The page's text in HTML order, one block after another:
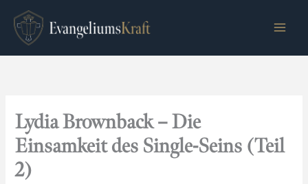
Inhalt
springen
Lydia Brownback – Die
Einsamkeit des Single-Seins (Teil
2)